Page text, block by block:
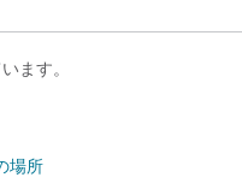
ます。
場所